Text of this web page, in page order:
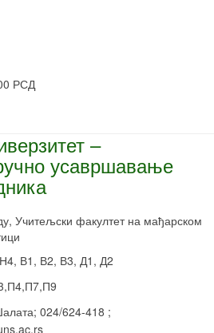
РСД
–
усавршавање
Учитељски факултет на мађарском
В1, В2, В3, Д1, Д2
024/624-418 ;
.ac.rs